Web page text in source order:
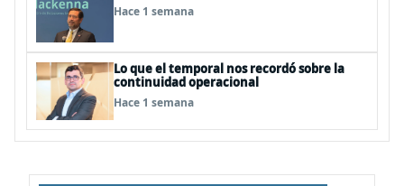
Hace 1 semana
Lo que el temporal nos recordó sobre la
continuidad operacional
Hace 1 semana